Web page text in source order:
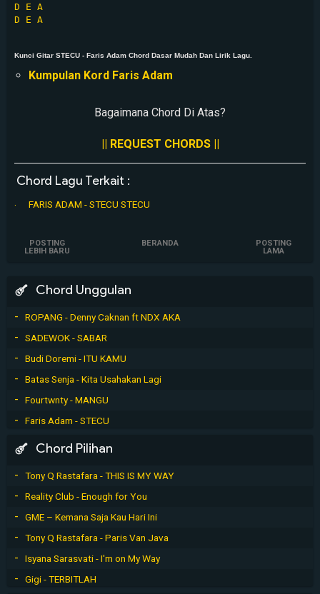
D
E A
D
E A
Kunci Gitar STECU - Faris Adam Chord Dasar Mudah Dan Lirik Lagu.
Kumpulan Kord Faris Adam
Bagaimana Chord Di Atas?
|| REQUEST CHORDS ||
Chord Lagu Terkait :
FARIS ADAM - STECU STECU
POSTING
LEBIH BARU
POSTING
LAMA
BERANDA
Chord Unggulan
ROPANG - Denny Caknan ft NDX AKA
SADEWOK - SABAR
Budi Doremi - ITU KAMU
Batas Senja - Kita Usahakan Lagi
Fourtwnty - MANGU
Faris Adam - STECU
Chord Pilihan
Tony Q Rastafara - THIS IS MY WAY
Reality Club - Enough for You
GME – Kemana Saja Kau Hari Ini
Tony Q Rastafara - Paris Van Java
Isyana Sarasvati - I'm on My Way
Gigi - TERBITLAH